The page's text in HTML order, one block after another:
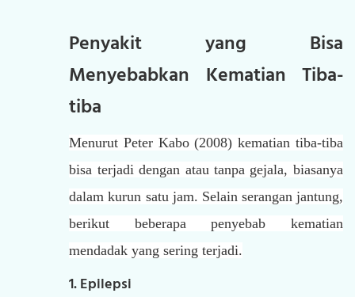
Penyakit yang Bisa
Menyebabkan Kematian Tiba-
tiba
Menurut Peter Kabo (2008) kematian tiba-tiba
bisa terjadi dengan atau tanpa gejala, biasanya
dalam kurun satu jam. Selain serangan jantung,
berikut beberapa penyebab kematian
mendadak yang sering terjadi.
1. Epilepsi